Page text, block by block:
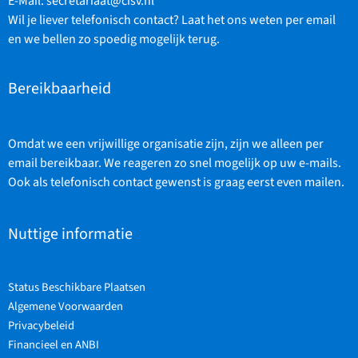
Wil je liever telefonisch contact? Laat het ons weten per email
en we bellen zo spoedig mogelijk terug.
Bereikbaarheid
Omdat we een vrijwillige organisatie zijn, zijn we alleen per
email bereikbaar. We reageren zo snel mogelijk op uw e-mails.
Ook als telefonisch contact gewenst is graag eerst even mailen.
Nuttige informatie
Status Beschikbare Plaatsen
Algemene Voorwaarden
Privacybeleid
Financieel en ANBI